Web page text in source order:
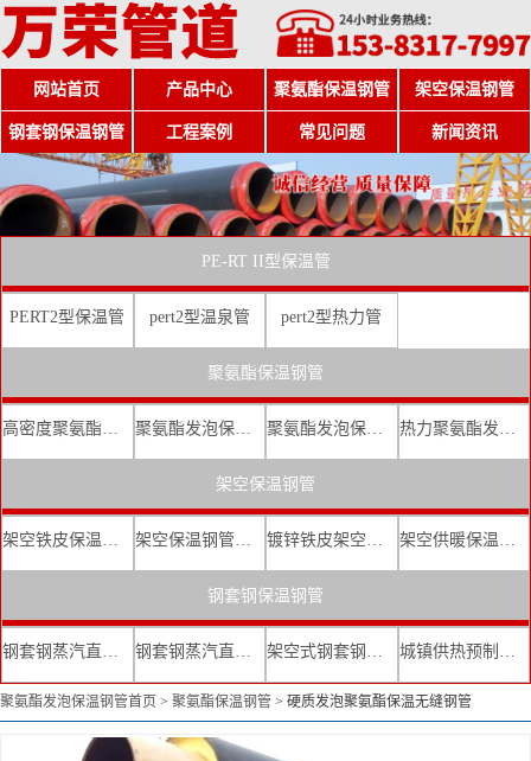
网站首页 产品中心 聚氨酯保温钢管 架空保温钢管
钢套钢保温钢管 工程案例 常见问题 新闻资讯
PE-RT II型保温管
PERT2型保温管 pert2型温泉管 pert2型热力管
聚氨酯保温钢管
高密度聚氨酯发泡保温钢管 聚氨酯发泡保温钢管厂家 聚氨酯发泡保温钢管价格 热力聚氨酯发泡直埋保温钢管
架空保温钢管
架空铁皮保温钢管 架空保温钢管厂家 镀锌铁皮架空保温管 架空供暖保温钢管
钢套钢保温钢管
钢套钢蒸汽直埋复合保温管 钢套钢蒸汽直埋保温管厂家 架空式钢套钢保温管 城镇供热预制直埋蒸汽保温管
聚氨酯发泡保温钢管首页 > 聚氨酯保温钢管 > 硬质发泡聚氨酯保温无缝钢管